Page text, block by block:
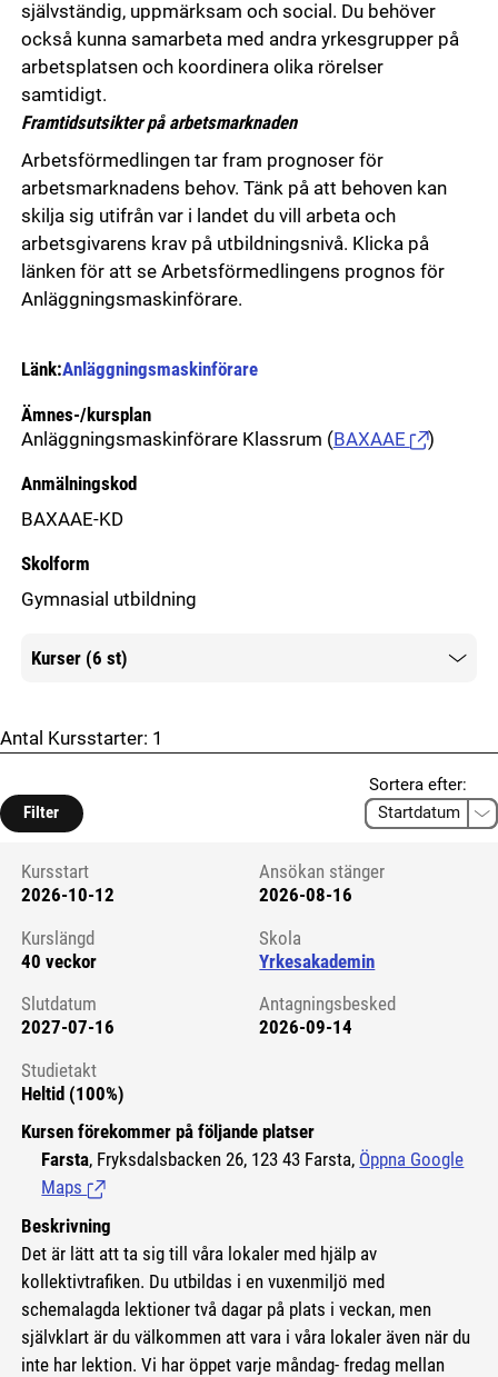
självständig, uppmärksam och social. Du behöver
också kunna samarbeta med andra yrkesgrupper på
arbetsplatsen och koordinera olika rörelser
samtidigt.
Framtidsutsikter på arbetsmarknaden
Arbetsförmedlingen tar fram prognoser för
arbetsmarknadens behov. Tänk på att behoven kan
skilja sig utifrån var i landet du vill arbeta och
arbetsgivarens krav på utbildningsnivå. Klicka på
länken för att se Arbetsförmedlingens prognos för
Anläggningsmaskinförare.
Länk:Anläggningsmaskinförare
Ämnes-/kursplan
Anläggningsmaskinförare Klassrum (BAXAAE )
Anmälningskod
BAXAAE-KD
Skolform
Gymnasial utbildning
Kurser (6 st)
Mer information
Antal Kursstarter: 1
Filter
Sortera efter:
Kursstart 6130918
Kursstart
2026-10-12
Ansökan stänger
2026-08-16
Kurslängd
40 veckor
Skola
Yrkesakademin
Slutdatum
2027-07-16
Antagningsbesked
2026-09-14
Studietakt
Heltid (100%)
Kursen förekommer på följande platser
Farsta, Fryksdalsbacken 26, 123 43 Farsta, Öppna Google
Maps (Länk till extern sida.)
Beskrivning
Det är lätt att ta sig till våra lokaler med hjälp av
kollektivtrafiken. Du utbildas i en vuxenmiljö med
schemalagda lektioner två dagar på plats i veckan, men
självklart är du välkommen att vara i våra lokaler även när du
inte har lektion. Vi har öppet varje måndag- fredag mellan